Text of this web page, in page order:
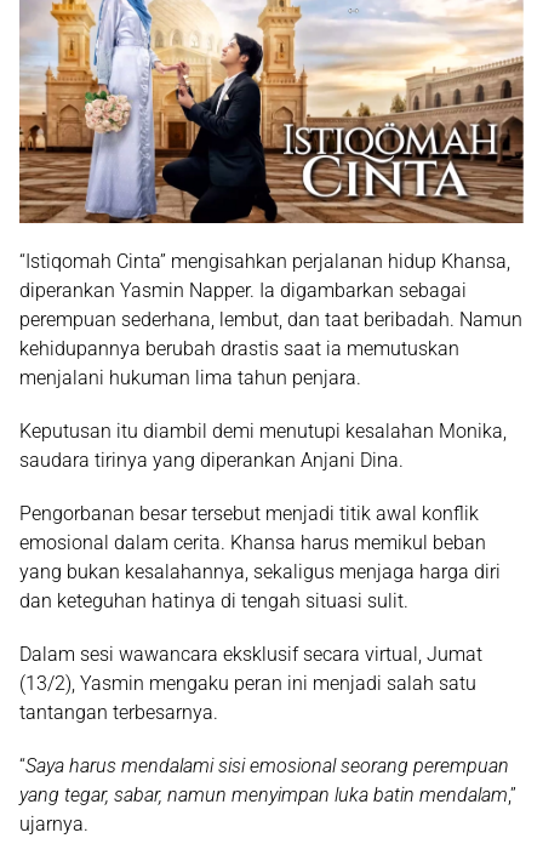
“Istiqomah Cinta” mengisahkan perjalanan hidup Khansa,
diperankan Yasmin Napper. Ia digambarkan sebagai
perempuan sederhana, lembut, dan taat beribadah. Namun
kehidupannya berubah drastis saat ia memutuskan
menjalani hukuman lima tahun penjara.
Keputusan itu diambil demi menutupi kesalahan Monika,
saudara tirinya yang diperankan Anjani Dina.
Pengorbanan besar tersebut menjadi titik awal konflik
emosional dalam cerita. Khansa harus memikul beban
yang bukan kesalahannya, sekaligus menjaga harga diri
dan keteguhan hatinya di tengah situasi sulit.
Dalam sesi wawancara eksklusif secara virtual, Jumat
(13/2), Yasmin mengaku peran ini menjadi salah satu
tantangan terbesarnya.
“Saya harus mendalami sisi emosional seorang perempuan
yang tegar, sabar, namun menyimpan luka batin mendalam,”
ujarnya.